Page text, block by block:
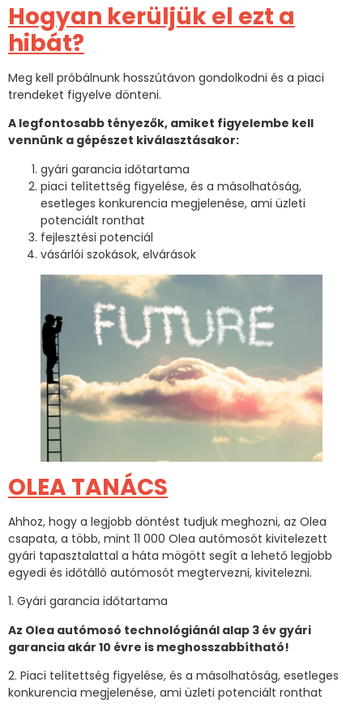
Hogyan kerüljük el ezt a
hibát?
Meg kell próbálnunk hosszútávon gondolkodni és a piaci
trendeket figyelve dönteni.
A legfontosabb tényezők, amiket figyelembe kell
vennünk a gépészet kiválasztásakor:
gyári garancia időtartama
piaci telítettség figyelése, és a másolhatóság,
esetleges konkurencia megjelenése, ami üzleti
potenciált ronthat
fejlesztési potenciál
vásárlói szokások, elvárások
OLEA TANÁCS
Ahhoz, hogy a legjobb döntést tudjuk meghozni, az Olea
csapata, a több, mint 11 000 Olea autómosót kivitelezett
gyári tapasztalattal a háta mögött segít a lehető legjobb
egyedi és időtálló autómosót megtervezni, kivitelezni.
1. Gyári garancia időtartama
Az Olea autómosó technológiánál alap 3 év gyári
garancia akár 10 évre is meghosszabbítható!
2. Piaci telítettség figyelése, és a másolhatóság, esetleges
konkurencia megjelenése, ami üzleti potenciált ronthat